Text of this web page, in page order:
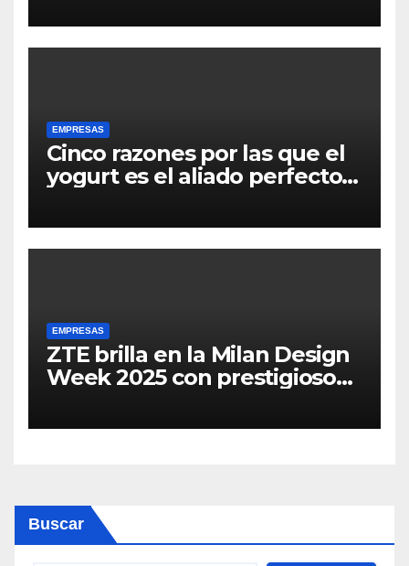
ciudad
EMPRESAS
Cinco razones por las que el
yogurt es el aliado perfecto
saludable y sin
complicaciones
EMPRESAS
ZTE brilla en la Milan Design
Week 2025 con prestigiosos
diseño
Buscar